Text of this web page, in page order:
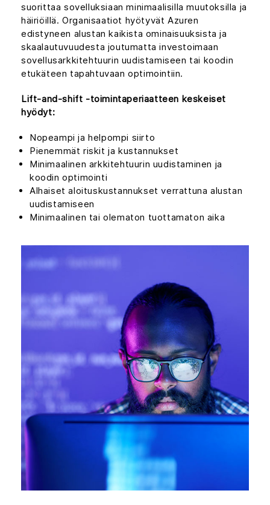
suorittaa sovelluksiaan minimaalisilla muutoksilla ja
häiriöillä. Organisaatiot hyötyvät Azuren
edistyneen alustan kaikista ominaisuuksista ja
skaalautuvuudesta joutumatta investoimaan
sovellusarkkitehtuurin uudistamiseen tai koodin
etukäteen tapahtuvaan optimointiin.
Lift-and-shift -toimintaperiaatteen keskeiset
hyödyt:
Nopeampi ja helpompi siirto
Pienemmät riskit ja kustannukset
Minimaalinen arkkitehtuurin uudistaminen ja
koodin optimointi
Alhaiset aloituskustannukset verrattuna alustan
uudistamiseen
Minimaalinen tai olematon tuottamaton aika